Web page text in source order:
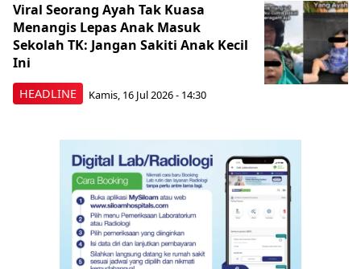
HEADLINE
Viral Seorang Ayah Tak Kuasa
Menangis Lepas Anak Masuk
Sekolah TK: Jangan Sakiti Anak Kecil
Ini
Kamis, 16 Jul 2026 - 14:30